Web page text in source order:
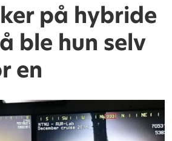
på hybride
ble hun selv
en